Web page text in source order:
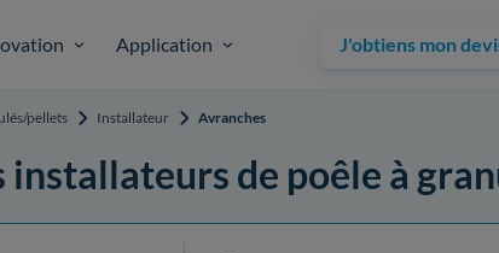
Application J'obtiens mon
pellets Installateur Avranches
installateurs de poêle à